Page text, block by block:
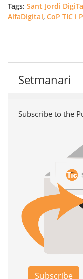
Tags: Sant Jordi
AlfaDigital, CoP TIC i
Setmanari
Subscribe to the
Subscribe